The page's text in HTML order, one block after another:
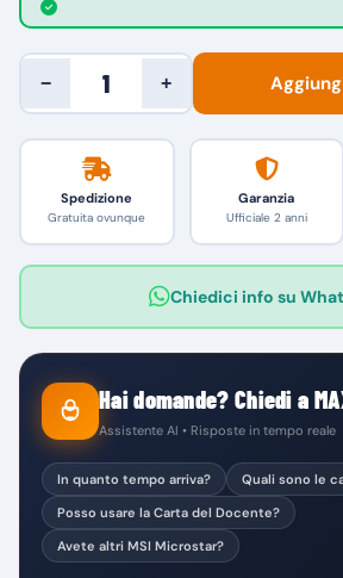
− +
Spedizione
Gratuita ovunque
Garanzia
Ufficiale 2 anni
Chiedici info su
Hai domande? Chiedi a
Assistente AI • Risposte in tempo reale
In quanto tempo arriva?
Quali sono le
Posso usare la Carta del Docente?
Avete altri MSI Microstar?